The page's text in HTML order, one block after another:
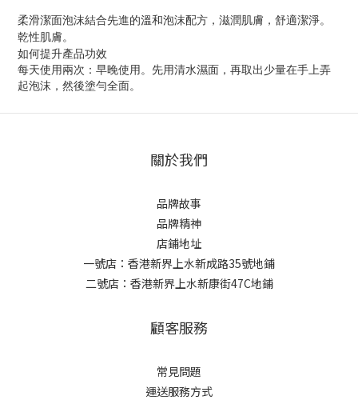
柔滑潔面泡沫結合先進的溫和泡沫配方，滋潤肌膚，舒適潔淨。
乾性肌膚。
如何提升產品功效
每天使用兩次：早晚使用。先用清水濕面，再取出少量在手上弄
起泡沫，然後塗勻全面。
關於我們
品牌故事
品牌精神
店鋪地址
一號店：香港新界上水新成路35號地鋪
二號店：香港新界上水新康街47C地鋪
顧客服務
常見問題
運送服務方式